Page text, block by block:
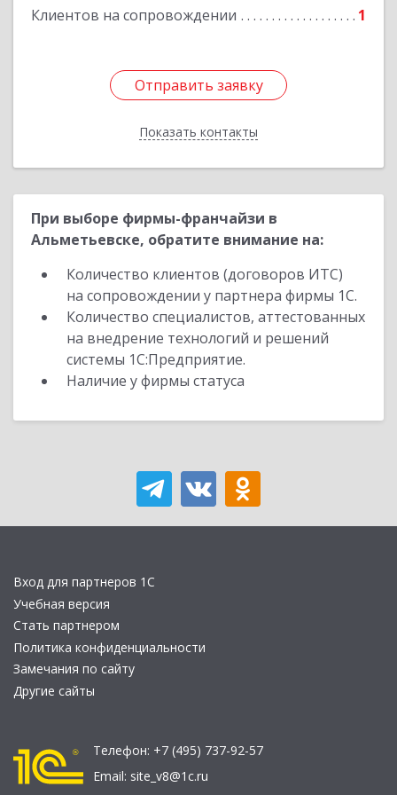
Клиентов на сопровождении 1
Отправить заявку
Показать контакты
Подробнее
Отправить заявку
Назад
При выборе фирмы-франчайзи в
Альметьевске, обратите внимание на:
Количество клиентов (договоров ИТС)
на сопровождении у партнера фирмы 1С.
Количество специалистов, аттестованных
на внедрение технологий и решений
системы 1С:Предприятие.
Наличие у фирмы статуса
Вход для партнеров 1С
Учебная версия
Стать партнером
Политика конфиденциальности
Замечания по сайту
Другие сайты
Телефон: +7 (495) 737-92-57
Email: site_v8@1c.ru